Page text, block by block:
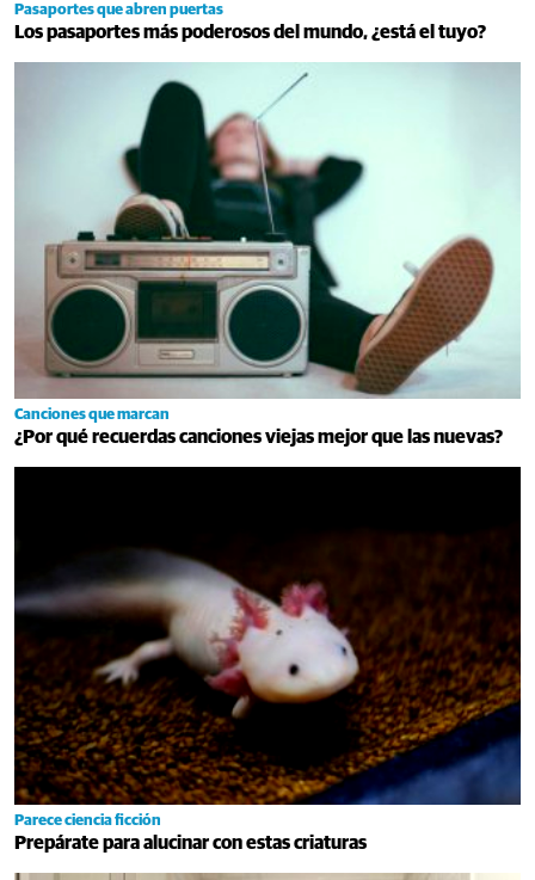
Pasaportes que abren puertas
Los pasaportes más poderosos del mundo, ¿está el tuyo?
Canciones que marcan
¿Por qué recuerdas canciones viejas mejor que las nuevas?
Parece ciencia ficción
Prepárate para alucinar con estas criaturas